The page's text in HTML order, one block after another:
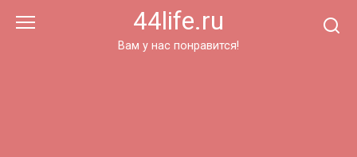
44life.ru
Вам у нас понравится!